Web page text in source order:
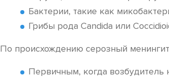
Бактерии, такие как
Грибы рода Candida или
По происхождению серозный
Первичным, когда возбудитель